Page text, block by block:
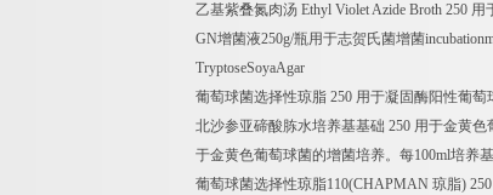
乙基紫叠氮肉汤 Ethyl Violet Azide Broth 250 用
GN增菌液250g/瓶用于志贺氏菌增菌
TryptoseSoyaAgar
葡萄球菌选择性琼脂 250 用于凝固酶阳性葡
北沙参亚碲酸胨水培养基基础 250 用于金黄色
于金黄色葡萄球菌的增菌培养。每100ml培养
葡萄球菌选择性琼脂110(CHAPMAN 琼脂) 250